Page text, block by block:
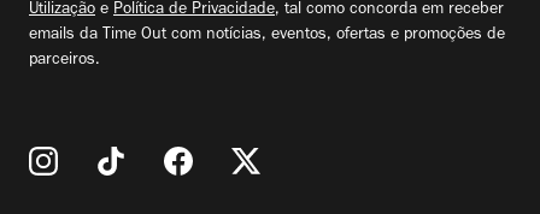
Utilização e Política de Privacidade, tal como concorda em receber
emails da Time Out com notícias, eventos, ofertas e promoções de
parceiros.